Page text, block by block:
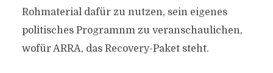
Rohmaterial dafür zu nutzen, sein eigenes
politisches Programnm zu veranschaulichen,
wofür ARRA, das Recovery-Paket steht.